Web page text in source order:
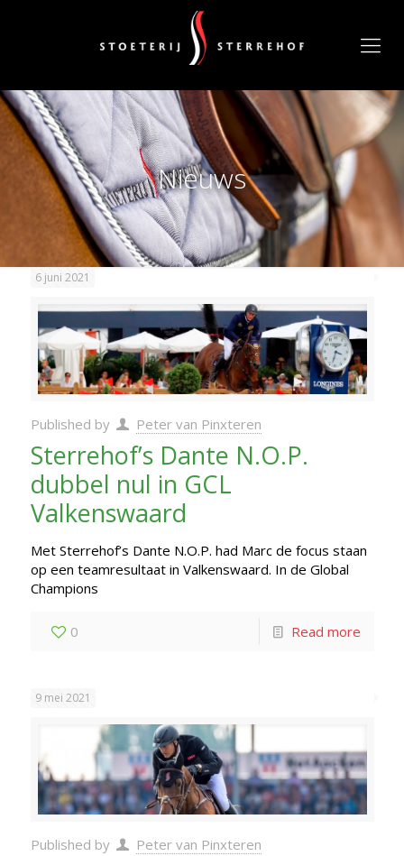
Nieuws
6 juni 2021
Published by Peter van Pinxteren
Sterrehof’s Dante N.O.P.
dubbel nul in GCL
Valkenswaard
Met Sterrehof’s Dante N.O.P. had Marc de focus staan
op een teamresultaat in Valkenswaard. In de Global
Champions
0 Read more
9 mei 2021
Published by Peter van Pinxteren